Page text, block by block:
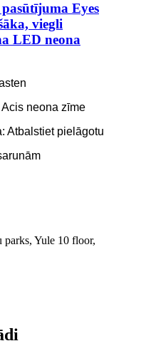
Eyes
viegli
LED neona
neona zīme
Atbalstiet pielāgotu
Yule 10 floor,